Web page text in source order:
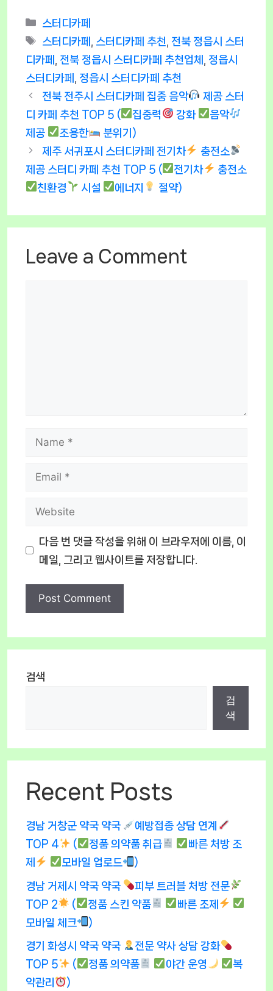
Categories
스터디카페
Tags
스터디카페 스터디카페 추천
전북 정읍시 스터
디카페
전북 정읍시 스터디카페 추천업체
정읍시
스터디카페
정읍시 스터디카페 추천
전북 전주시 스터디카페 집중 음악
제공 스터
디 카페 추천 TOP 5 (
집중력 강화
음악
제공
조용한
분위기)
제주 서귀포시 스터디카페 전기차
충전소
제공 스터디 카페 추천 TOP 5 (
전기차
충전소
친환경
시설 에너지 절약)
Leave a Comment
Name
Email
Website
다음 번 댓글 작성을 위해 이 브라우저에 이름, 이
메일, 그리고 웹사이트를 저장합니다.
검색
검
색
Recent Posts
경남 거창군 약국 약국
예방접종 상담 연계
TOP 4
( 정품 의약품 취급
빠른 처방 조
제
모바일 업로드 )
경남 거제시 약국 약국
피부 트러블 처방 전문
TOP 2
( 정품 스킨 약품
빠른 조제
모바일 체크
)
경기 화성시 약국 약국
전문 약사 상담 강화
TOP 5
( 정품 의약품 야간 운영
복
약관리
)